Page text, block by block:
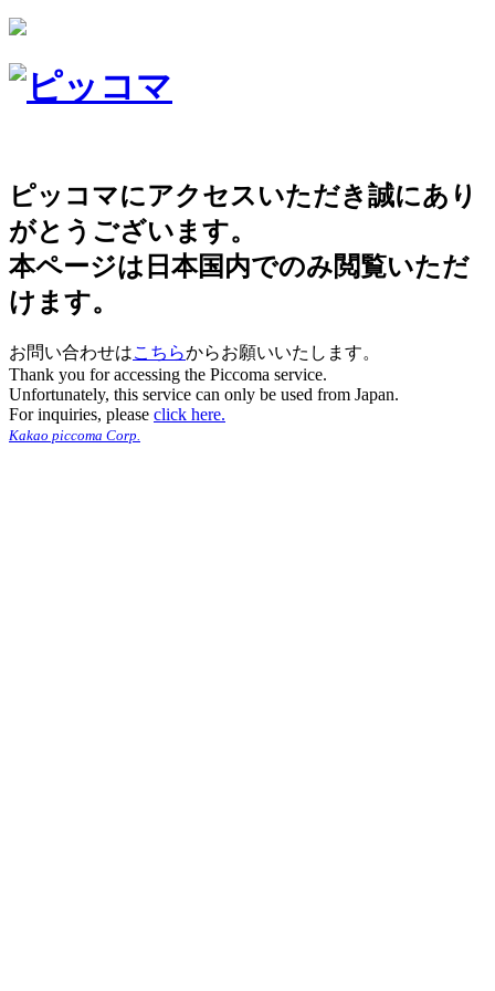
ピッコマにアクセスいただき誠にあり
がとうございます。
本ページは日本国内でのみ閲覧いただ
けます。
お問い合わせはこちらからお願いいたします。
Thank you for accessing the Piccoma service.
Unfortunately, this service can only be used from Japan.
For inquiries, please click here.
Kakao piccoma Corp.